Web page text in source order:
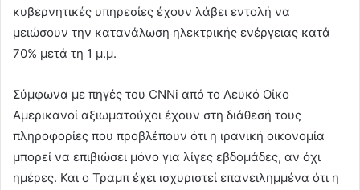
κυβερνητικές υπηρεσίες έχουν λάβει εντολή να
μειώσουν την κατανάλωση ηλεκτρικής ενέργειας κατά
70% μετά τη 1 μ.μ.
Σύμφωνα με πηγές του CNNi από το Λευκό Οίκο
Αμερικανοί αξιωματούχοι έχουν στη διάθεσή τους
πληροφορίες που προβλέπουν ότι η ιρανική οικονομία
μπορεί να επιβιώσει μόνο για λίγες εβδομάδες, αν όχι
ημέρες. Και ο Τραμπ έχει ισχυριστεί επανειλημμένα ότι η